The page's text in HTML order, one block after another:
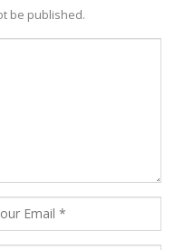
be published.